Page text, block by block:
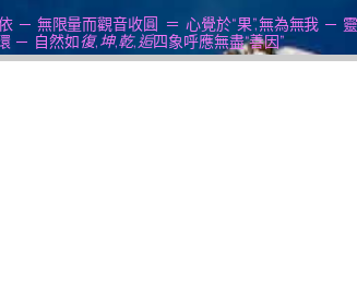
─ 無限量而觀音收圓 ＝ 心覺於“果”,無為無我 ─ 靈
─ 自然如復,坤,乾,逅四象呼應無盡“善因”